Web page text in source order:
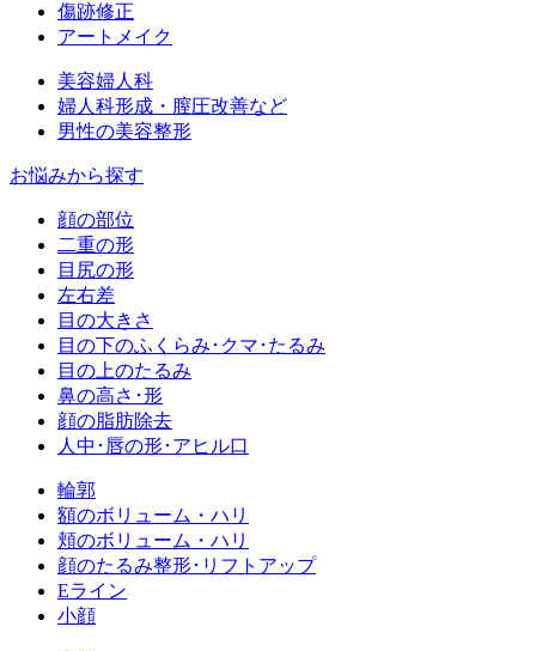
傷跡修正
アートメイク
美容婦人科
婦人科形成・膣圧改善など
男性の美容整形
お悩みから探す
顔の部位
二重の形
目尻の形
左右差
目の大きさ
目の下のふくらみ･クマ･たるみ
目の上のたるみ
鼻の高さ･形
顔の脂肪除去
人中･唇の形･アヒル口
輪郭
額のボリューム・ハリ
頬のボリューム・ハリ
顔のたるみ整形･リフトアップ
Eライン
小顔